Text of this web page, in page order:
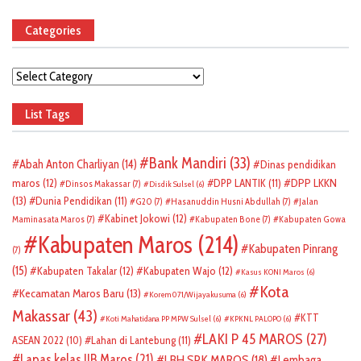
Categories
Categories
List Tags
Abah Anton Charliyan (14) Bank Mandiri (33)
Dinas pendidikan
maros (12) Dinsos Makassar (7) Disdik Sulsel (6) DPP LANTIK(11)
DPP LKKN
(13)
Dunia Pendidikan (11) G20 (7) Hasanuddin Husni Abdullah (7)
Jalan
Maminasata Maros (7) Kabinet Jokowi (12) Kabupaten Bone (7) Kabupaten Gowa
(7) Kabupaten Maros (214)
Kabupaten Pinrang
(15)
Kabupaten Takalar(12) Kabupaten Wajo (12) Kasus KONI Maros (6)
Kecamatan Maros Baru (13) Korem 071/Wijayakusuma (6)
Kota
Makassar (43) Koti Mahatidana PP MPW Sulsel (6) KPKNL PALOPO (6)
KTT
ASEAN 2022 (10) Lahan di Lantebung(11) LAKI P 45 MAROS (27)